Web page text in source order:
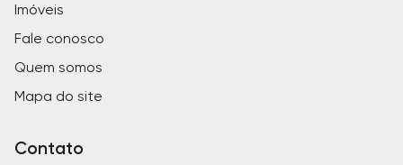
Imóveis
Fale conosco
Quem somos
Mapa do site
Contato